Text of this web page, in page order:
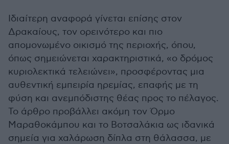
Ιδιαίτερη αναφορά γίνεται επίσης στον
Δρακαίους, τον ορεινότερο και πιο
απομονωμένο οικισμό της περιοχής, όπου,
όπως σημειώνεται χαρακτηριστικά, «ο δρόμος
κυριολεκτικά τελειώνει», προσφέροντας μια
αυθεντική εμπειρία ηρεμίας, επαφής με τη
φύση και ανεμπόδιστης θέας προς το πέλαγος.
Το άρθρο προβάλλει ακόμη τον Όρμο
Μαραθοκάμπου και το Βοτσαλάκια ως ιδανικά
σημεία για χαλάρωση δίπλα στη θάλασσα, με